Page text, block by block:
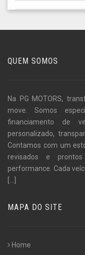
QUEM SOMOS
Na PG MOTORS,
move. Somos
financiamento de
personalizado,
Contamos com um
revisados e
performance. Cada
[...]
MAPA DO SITE
Home